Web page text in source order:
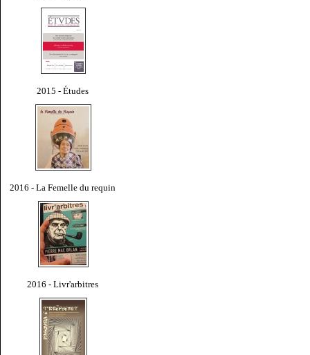
2015 - Études
2016 - La Femelle du requin
2016 - Livr'arbitres